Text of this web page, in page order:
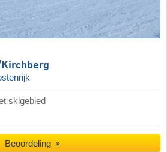
skigebied
Beoordeling